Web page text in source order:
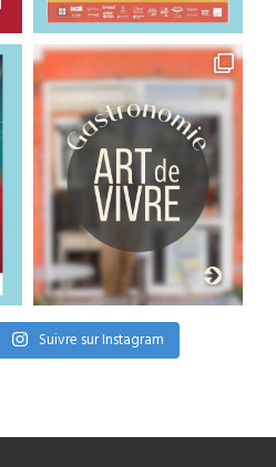
Suivre sur Instagram